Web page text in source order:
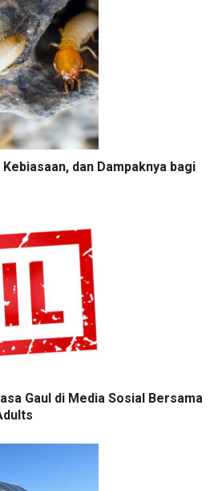
dan Dampaknya bagi
Gaul di Media Sosial Bersama